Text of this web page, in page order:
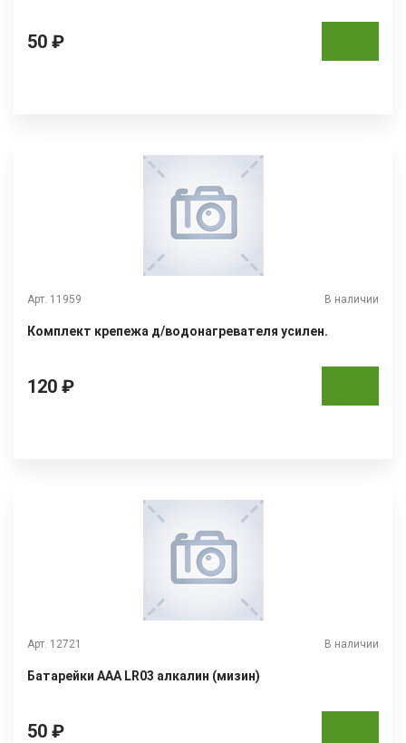
50 ₽
Арт. 11959 В наличии
Комплект крепежа д/водонагревателя усилен.
120 ₽
Арт. 12721 В наличии
Батарейки ААА LR03 алкалин (мизин)
50 ₽